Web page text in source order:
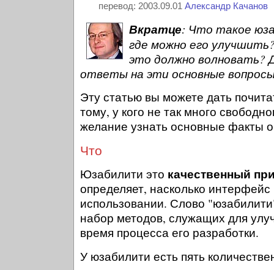
перевод: 2003.09.01 Александр Качанов
Вкратце: Что такое
где можно его
это должно волновать?
ответы на эти основные
Эту статью вы можете дать
тому, у кого не так много
желание узнать основные факты
Что
Юзабилити это качественный
определяет, насколько интерфейс
использовании. Слово
набор методов, служащих для
время процесса его разработки.
У юзабилити есть пять